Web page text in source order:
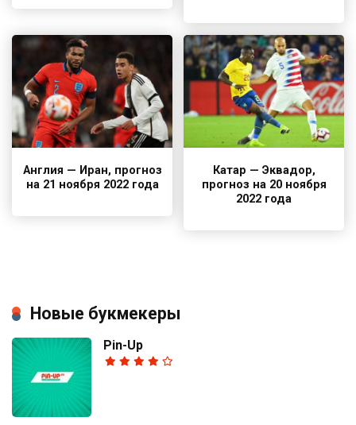
Англия — Иран, прогноз
на 21 ноября 2022 года
Катар — Эквадор,
прогноз на 20 ноября
2022 года
Новые букмекеры
Pin-Up